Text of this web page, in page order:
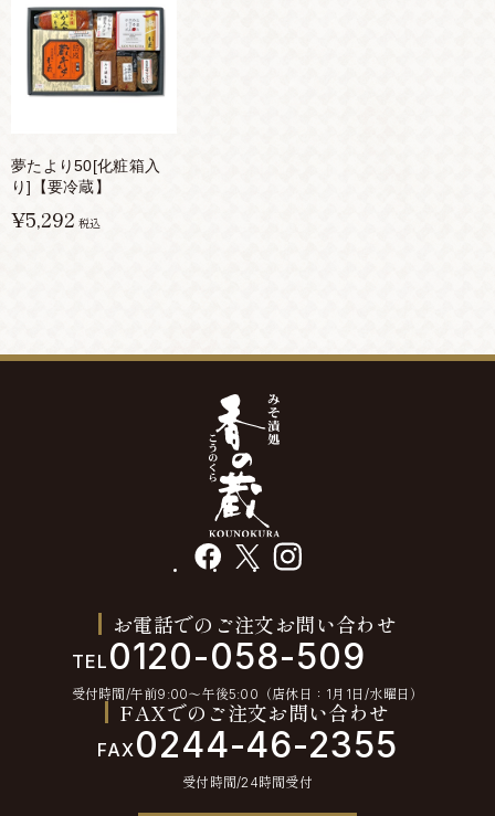
夢たより50[化粧箱入
り]【要冷蔵】
¥5,292 税込
facebook instagram
お電話でのご注文お問い合わせ
TEL 0120-058-509
受付時間/午前9:00〜午後5:00（店休日：1月1日/水曜日）
FAXでのご注文お問い合わせ
FAX 0244-46-2355
受付時間/24時間受付